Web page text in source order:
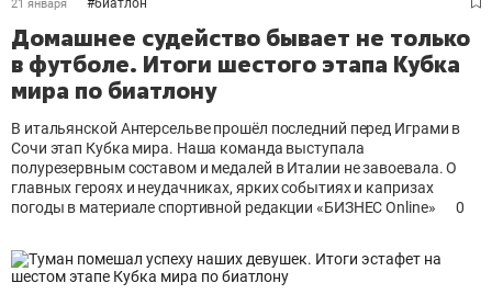
21 января #биатлон
Домашнее судейство бывает не только
в футболе. Итоги шестого этапа Кубка
мира по биатлону
В итальянской Антерсельве прошёл последний перед Играми в
Сочи этап Кубка мира. Наша команда выступала
полурезервным составом и медалей в Италии не завоевала. О
главных героях и неудачниках, ярких событиях и капризах
погоды в материале спортивной редакции «БИЗНЕС Online»
0